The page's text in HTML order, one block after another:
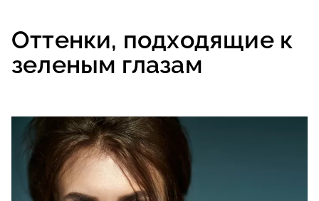
Оттенки, подходящие к
зеленым глазам